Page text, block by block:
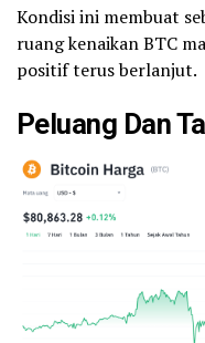
Kondisi ini membuat
ruang kenaikan BTC
positif terus berlanjut.
Peluang Dan